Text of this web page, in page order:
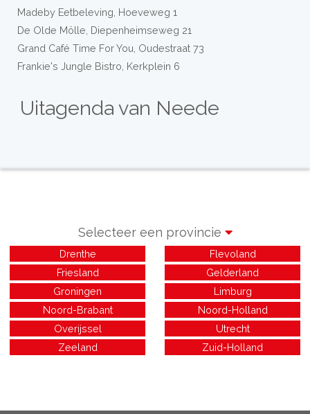
Madeby Eetbeleving, Hoeveweg 1
De Olde Mölle, Diepenheimseweg 21
Grand Café Time For You, Oudestraat 73
Frankie's Jungle Bistro, Kerkplein 6
Uitagenda van Neede
Selecteer een provincie
Drenthe
Flevoland
Friesland
Gelderland
Groningen
Limburg
Noord-Brabant
Noord-Holland
Overijssel
Utrecht
Zeeland
Zuid-Holland